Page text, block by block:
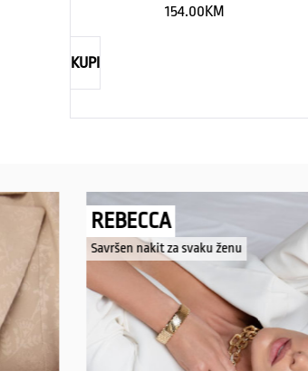
154.00KM
KUPI
REBECCA
Savršen nakit za svaku ženu